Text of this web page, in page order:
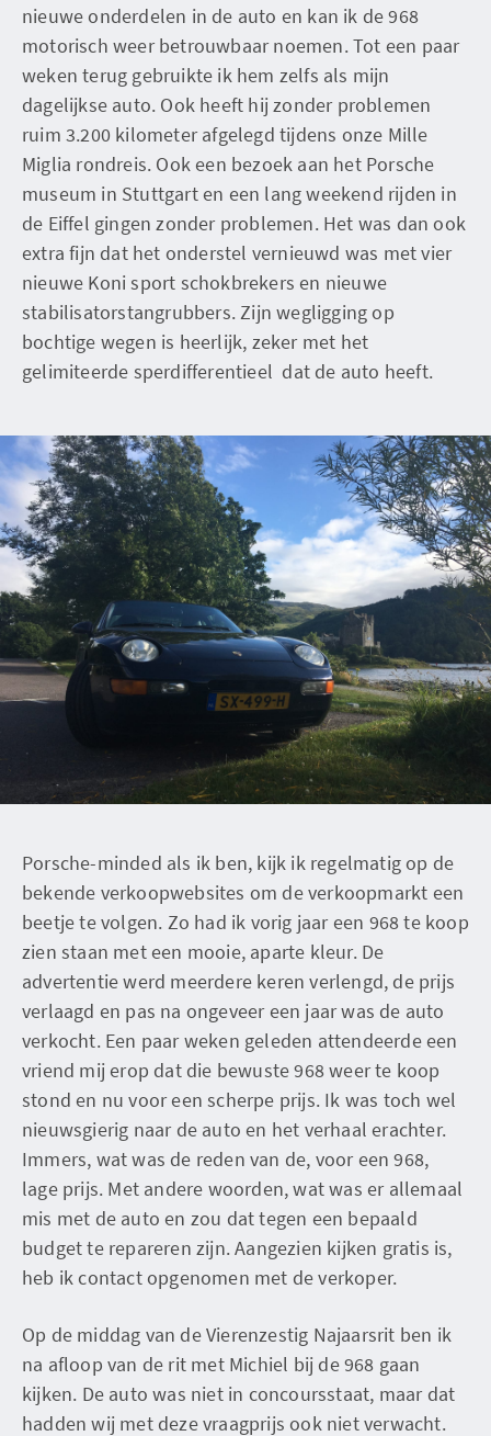
nieuwe onderdelen in de auto en kan ik de 968
motorisch weer betrouwbaar noemen. Tot een paar
weken terug gebruikte ik hem zelfs als mijn
dagelijkse auto. Ook heeft hij zonder problemen
ruim 3.200 kilometer afgelegd tijdens onze Mille
Miglia rondreis. Ook een bezoek aan het Porsche
museum in Stuttgart en een lang weekend rijden in
de Eiffel gingen zonder problemen. Het was dan ook
extra fijn dat het onderstel vernieuwd was met vier
nieuwe Koni sport schokbrekers en nieuwe
stabilisatorstangrubbers. Zijn wegligging op
bochtige wegen is heerlijk, zeker met het
gelimiteerde sperdifferentieel dat de auto heeft.
Porsche-minded als ik ben, kijk ik regelmatig op de
bekende verkoopwebsites om de verkoopmarkt een
beetje te volgen. Zo had ik vorig jaar een 968 te koop
zien staan met een mooie, aparte kleur. De
advertentie werd meerdere keren verlengd, de prijs
verlaagd en pas na ongeveer een jaar was de auto
verkocht. Een paar weken geleden attendeerde een
vriend mij erop dat die bewuste 968 weer te koop
stond en nu voor een scherpe prijs. Ik was toch wel
nieuwsgierig naar de auto en het verhaal erachter.
Immers, wat was de reden van de, voor een 968,
lage prijs. Met andere woorden, wat was er allemaal
mis met de auto en zou dat tegen een bepaald
budget te repareren zijn. Aangezien kijken gratis is,
heb ik contact opgenomen met de verkoper.
Op de middag van de Vierenzestig Najaarsrit ben ik
na afloop van de rit met Michiel bij de 968 gaan
kijken. De auto was niet in concoursstaat, maar dat
hadden wij met deze vraagprijs ook niet verwacht.